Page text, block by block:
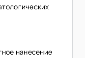
нанесение